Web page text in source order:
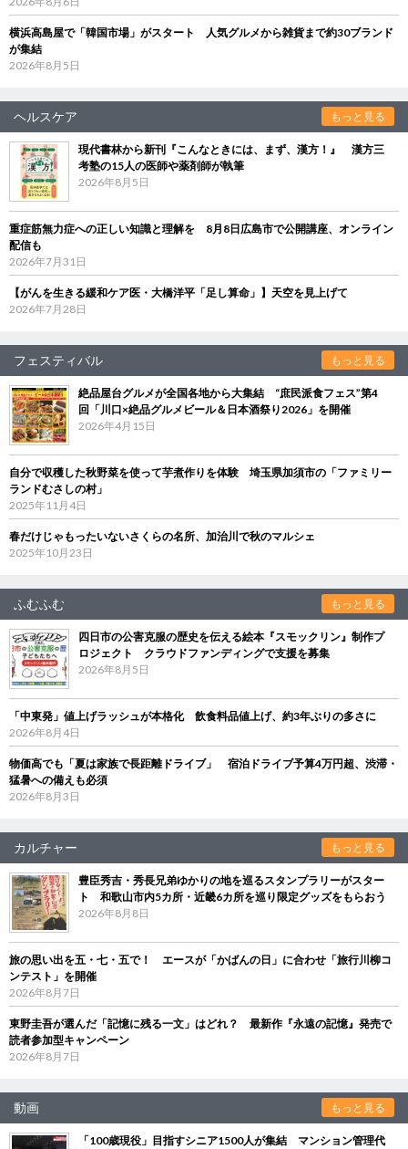
横浜高島屋で「韓国市場」がスタート 人気グルメから雑貨まで約30ブランド
が集結
2026年8月5日
ヘルスケア もっと見る
現代書林から新刊『こんなときには、まず、漢方！』 漢方三
考塾の15人の医師や薬剤師が執筆
2026年8月5日
重症筋無力症への正しい知識と理解を 8月8日広島市で公開講座、オンライン
配信も
2026年7月31日
【がんを生きる緩和ケア医・大橋洋平「足し算命」】天空を見上げて
2026年7月28日
フェスティバル もっと見る
絶品屋台グルメが全国各地から大集結 “庶民派食フェス”第4
回「川口×絶品グルメビール＆日本酒祭り2026」を開催
2026年4月15日
自分で収穫した秋野菜を使って芋煮作りを体験 埼玉県加須市の「ファミリー
ランドむさしの村」
2025年11月4日
春だけじゃもったいないさくらの名所、加治川で秋のマルシェ
2025年10月23日
ふむふむ もっと見る
四日市の公害克服の歴史を伝える絵本『スモックリン』制作プ
ロジェクト クラウドファンディングで支援を募集
2026年8月5日
「中東発」値上げラッシュが本格化 飲食料品値上げ、約3年ぶりの多さに
2026年8月4日
物価高でも「夏は家族で長距離ドライブ」 宿泊ドライブ予算4万円超、渋滞・
猛暑への備えも必須
2026年8月3日
カルチャー もっと見る
豊臣秀吉・秀長兄弟ゆかりの地を巡るスタンプラリーがスター
ト 和歌山市内5カ所・近畿6カ所を巡り限定グッズをもらおう
2026年8月8日
旅の思い出を五・七・五で！ エースが「かばんの日」に合わせ「旅行川柳コ
ンテスト」を開催
2026年8月7日
東野圭吾が選んだ「記憶に残る一文」はどれ？ 最新作『永遠の記憶』発売で
読者参加型キャンペーン
2026年8月7日
動画 もっと見る
「100歳現役」目指すシニア1500人が集結 マンション管理代